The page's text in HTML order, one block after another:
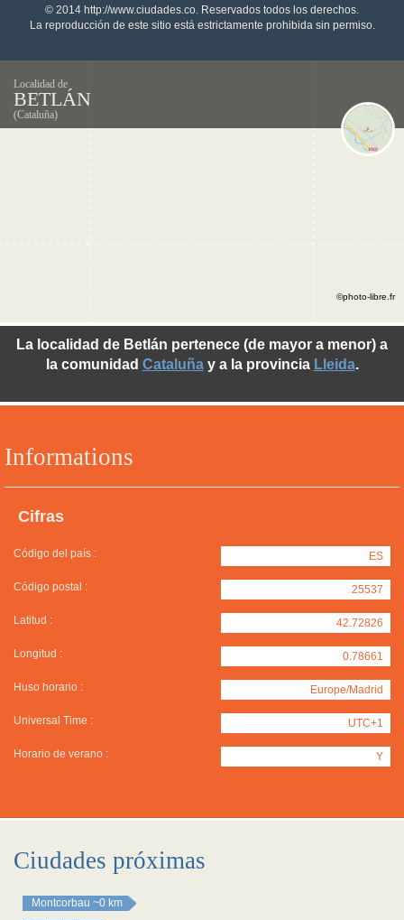
© 2014 http://www.ciudades.co. Reservados todos los derechos.
La reproducción de este sitio está estrictamente prohibida sin permiso.
Localidad de
BETLÁN
(Cataluña)
Informations
Cifras
Código del país : ES
Código postal : 25537
Latitud : 42.72826
Longitud : 0.78661
Huso horario : Europe/Madrid
Universal Time : UTC+1
Horario de verano : Y
La localidad de Betlán pertenece (de mayor a menor) a
la comunidad Cataluñay a la provincia Lleida.
©photo-libre.fr
Ciudades próximas
Montcorbau ~0 km